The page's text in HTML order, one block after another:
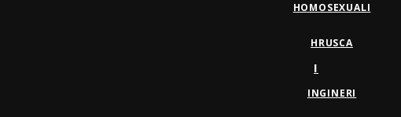
HOMOSEXUALI
HRUSCA
I
INGINERI